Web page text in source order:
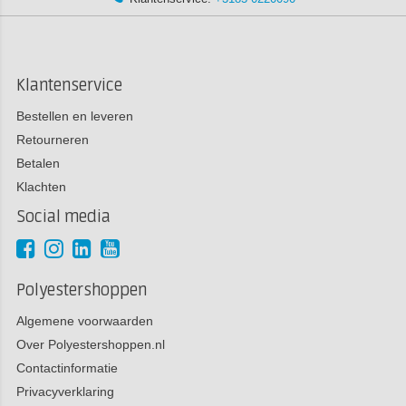
Klantenservice
Bestellen en leveren
Retourneren
Betalen
Klachten
Social media
Polyestershoppen
Algemene voorwaarden
Over Polyestershoppen.nl
Contactinformatie
Privacyverklaring